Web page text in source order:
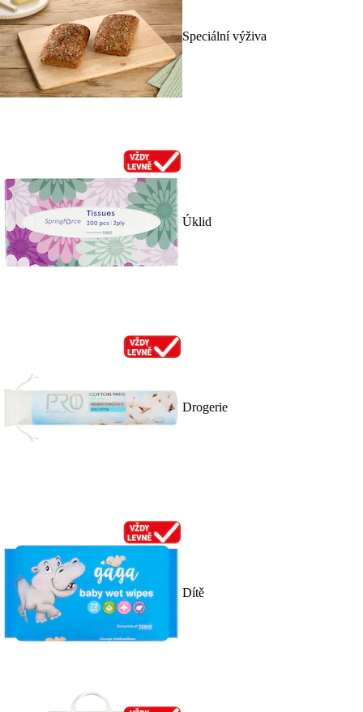
Speciální výživa
Úklid
Drogerie
Dítě